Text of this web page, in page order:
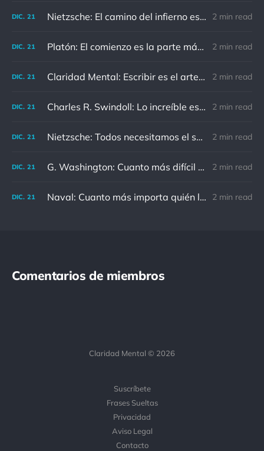
DIC. 21 Nietzsche: El camino del infierno está asfaltado de buenas intenciones. 2 min read
DIC. 21 Platón: El comienzo es la parte más importante del trabajo 2 min read
DIC. 21 Claridad Mental: Escribir es el arte de calmar y despejar la mente. 2 min read
DIC. 21 Charles R. Swindoll: Lo increíble es que cada día podemos elegir la actitud que adoptaremos. 2 min read
DIC. 21 Nietzsche: Todos necesitamos el sentido de culpa, pero nadie necesita sentirse culpable. 2 min read
DIC. 21 G. Washington: Cuanto más difícil es el conflicto, mayor es el triunfo. 2 min read
DIC. 21 Naval: Cuanto más importa quién lo ha dicho, menos importa en realidad 2 min read
Comentarios de miembros
Claridad Mental © 2026
Suscríbete
Frases Sueltas
Privacidad
Aviso Legal
Contacto